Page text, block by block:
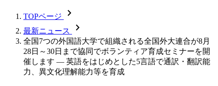
TOPページ chevron_forward
最新ニュース chevron_forward
全国7つの外国語大学で組織される全国外大連合が8月
28日～30日まで協同でボランティア育成セミナーを開
催します — 英語をはじめとした5言語で通訳・翻訳能
力、異文化理解能力等を育成